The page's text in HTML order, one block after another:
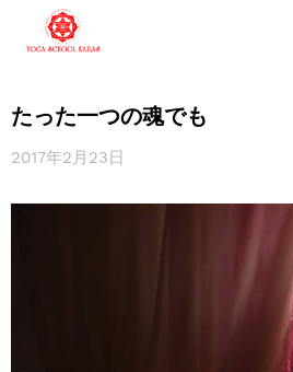
たった一つの魂でも
2017年2月23日